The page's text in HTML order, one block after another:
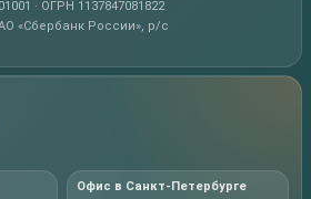
· ОГРН 1137847081822
«Сбербанк России», р/с
Офис в Санкт-Петербурге